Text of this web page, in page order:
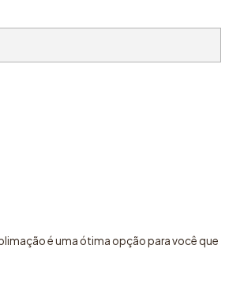
é uma ótima opção para você que